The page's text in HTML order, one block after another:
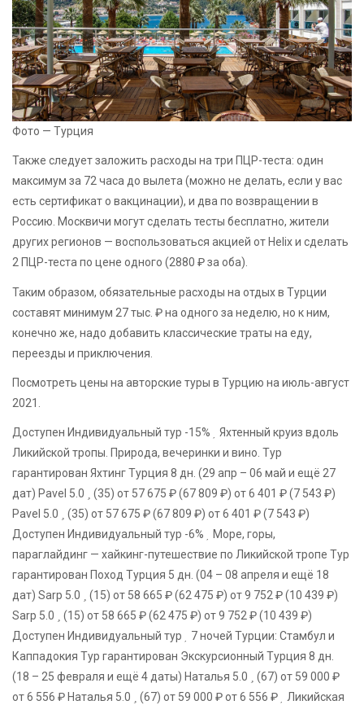
Фото — Турция
Также следует заложить расходы на три ПЦР-теста: один
максимум за 72 часа до вылета (можно не делать, если у вас
есть сертификат о вакцинации), и два по возвращении в
Россию. Москвичи могут сделать тесты бесплатно, жители
других регионов — воспользоваться акцией от Helix и сделать
2 ПЦР-теста по цене одного (2880 ₽ за оба).
Таким образом, обязательные расходы на отдых в Турции
составят минимум 27 тыс. ₽ на одного за неделю, но к ним,
конечно же, надо добавить классические траты на еду,
переезды и приключения.
Посмотреть цены на авторские туры в Турцию на июль-август
2021.
Доступен Индивидуальный тур -15%
Яхтенный круиз вдоль
Ликийской тропы. Природа, вечеринки и вино. Тур
гарантирован Яхтинг Турция 8 дн. (29 апр – 06 май и ещё 27
дат) Pavel 5.0 (35) от 57 675 ₽(67 809 ₽) от 6 401 ₽(7 543 ₽)
Pavel 5.0
(35) от 57 675 ₽(67 809 ₽) от 6 401 ₽(7 543 ₽)
Доступен Индивидуальный тур -6%
Море, горы,
параглайдинг — хайкинг-путешествие по Ликийской тропе Тур
гарантирован Поход Турция 5 дн. (04 – 08 апреля и ещё 18
дат) Sarp 5.0 (15) от 58 665 ₽(62 475 ₽) от 9 752 ₽(10 439 ₽)
Sarp 5.0
(15) от 58 665 ₽(62 475 ₽) от 9 752 ₽(10 439 ₽)
Доступен Индивидуальный тур
7 ночей Турции: Стамбул и
Каппадокия Тур гарантирован Экскурсионный Турция 8 дн.
(18 – 25 февраля и ещё 4 даты) Наталья 5.0 (67) от 59 000 ₽
от 6 556 ₽ Наталья 5.0 (67) от 59 000 ₽от 6 556 ₽ Ликийская